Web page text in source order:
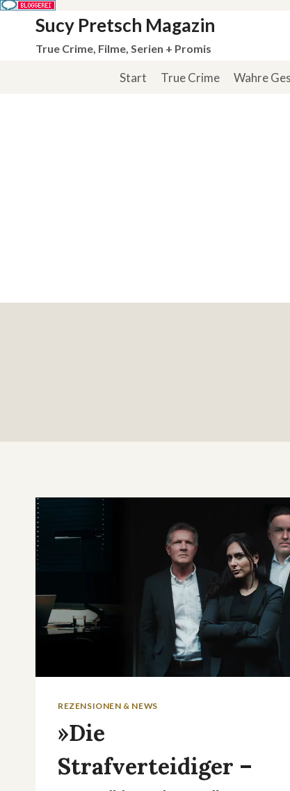
springen
Sucy Pretsch Magazin
True Crime, Filme, Serien + Promis
Start True Crime Wahre
REZENSIONEN & NEWS
»Die
Strafverteidiger –